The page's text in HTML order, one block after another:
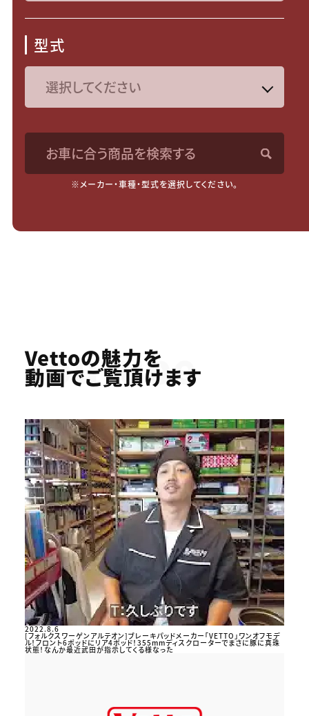
型式
お車に合う商品を検索する
※メーカー・車種・型式を選択してください。
Youtube
Vettoの魅力を
動画でご覧頂けます
2022.8.6
[フォルクスワーゲンアルテオン]ブレーキパッドメーカー「VETTO」ワンオフモデ
ル！フロント6ポッドにリア4ポッド！355mmディスクローターでまさに豚に真珠
状態！なんか最近武田が指示してくる様なった